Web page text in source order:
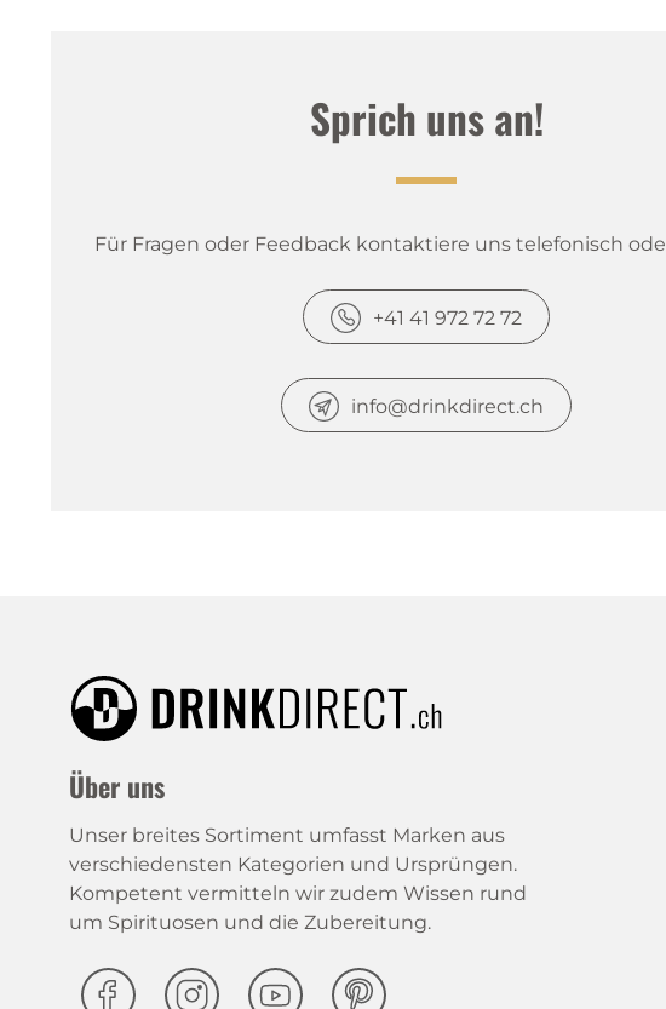
Sprich uns an!
Für Fragen oder Feedback kontaktiere uns telefonisch
+41 41 972 72 72
info@drinkdirect.ch
Über uns
Unser breites Sortiment umfasst Marken aus
verschiedensten Kategorien und Ursprüngen.
Kompetent vermitteln wir zudem Wissen rund
um Spirituosen und die Zubereitung.